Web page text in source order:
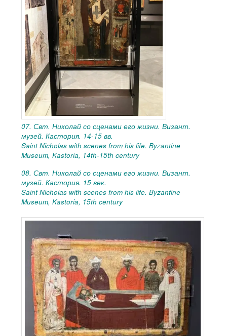
07. Свт. Николай со сценами его жизни. Визант.
музей. Кастория. 14-15 вв.
Saint Nicholas with scenes from his life. Byzantine
Museum, Kastoria, 14th-15th century
08. Свт. Николай со сценами его жизни. Визант.
музей. Кастория. 15 век.
Saint Nicholas with scenes from his life. Byzantine
Museum, Kastoria, 15th century